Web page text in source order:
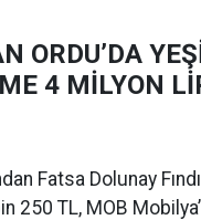
ORDU’DA
4 MİLYON
Fatsa Dolunay
250 TL, MOB